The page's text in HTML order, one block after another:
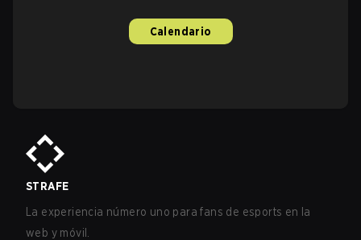
Calendario
STRAFE
La experiencia número uno para fans de esports en la
web y móvil.